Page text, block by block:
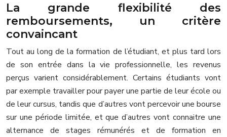
La grande flexibilité des
remboursements, un critère
convaincant
Tout au long de la formation de l’étudiant, et plus tard lors
de son entrée dans la vie professionnelle, les revenus
perçus varient considérablement. Certains étudiants vont
par exemple travailler pour payer une partie de leur école ou
de leur cursus, tandis que d’autres vont percevoir une bourse
sur une période limitée, et que d’autres vont connaitre une
alternance de stages rémunérés et de formation en